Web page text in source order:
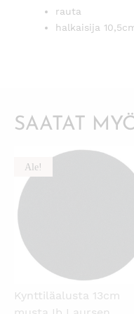
rauta
halkaisija
SAATAT
Ale!
Kynttiläalusta 13cm